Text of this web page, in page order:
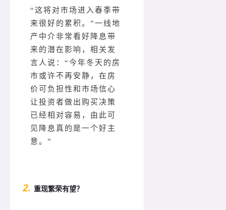
“这将对市场进入春季带
来很好的累积。”一线地
产中介非常看好降息带
来的潜在影响，相关发
言人说：“今年冬天的房
市或许不再安静，在房
价可负担性和市场信心
让投资者做出购买决策
已经相对容易，由此可
见降息真的是一个好主
意。”
2. 重现繁荣有望？